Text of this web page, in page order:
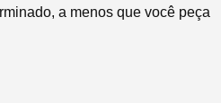
a menos que você peça